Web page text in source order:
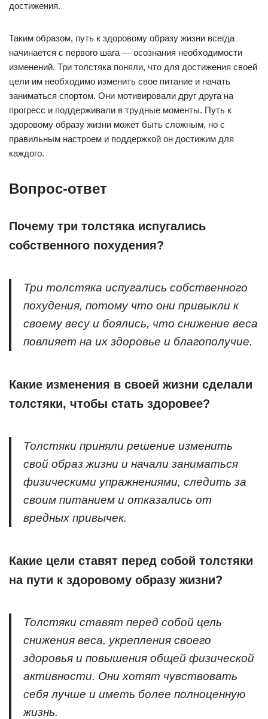
достижения.
Таким образом, путь к здоровому образу жизни всегда
начинается с первого шага — осознания необходимости
изменений. Три толстяка поняли, что для достижения своей
цели им необходимо изменить свое питание и начать
заниматься спортом. Они мотивировали друг друга на
прогресс и поддерживали в трудные моменты. Путь к
здоровому образу жизни может быть сложным, но с
правильным настроем и поддержкой он достижим для
каждого.
Вопрос-ответ
Почему три толстяка испугались
собственного похудения?
Три толстяка испугались собственного
похудения, потому что они привыкли к
своему весу и боялись, что снижение веса
повлияет на их здоровье и благополучие.
Какие изменения в своей жизни сделали
толстяки, чтобы стать здоровее?
Толстяки приняли решение изменить
свой образ жизни и начали заниматься
физическими упражнениями, следить за
своим питанием и отказались от
вредных привычек.
Какие цели ставят перед собой толстяки
на пути к здоровому образу жизни?
Толстяки ставят перед собой цель
снижения веса, укрепления своего
здоровья и повышения общей физической
активности. Они хотят чувствовать
себя лучше и иметь более полноценную
жизнь.